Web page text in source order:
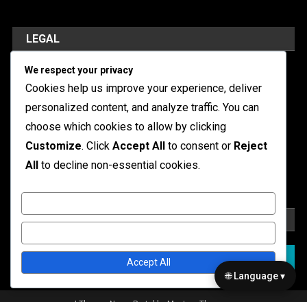
LEGAL
Cookies y seguimiento
Nuestra historia
Política de privacidad
BUSCAR
Search
for:
We respect your privacy
Cookies help us improve your experience, deliver
personalized content, and analyze traffic. You can
choose which cookies to allow by clicking
Customize. Click Accept All to consent or Reject
All to decline non-essential cookies.
Accept All
🌐 Language ▾